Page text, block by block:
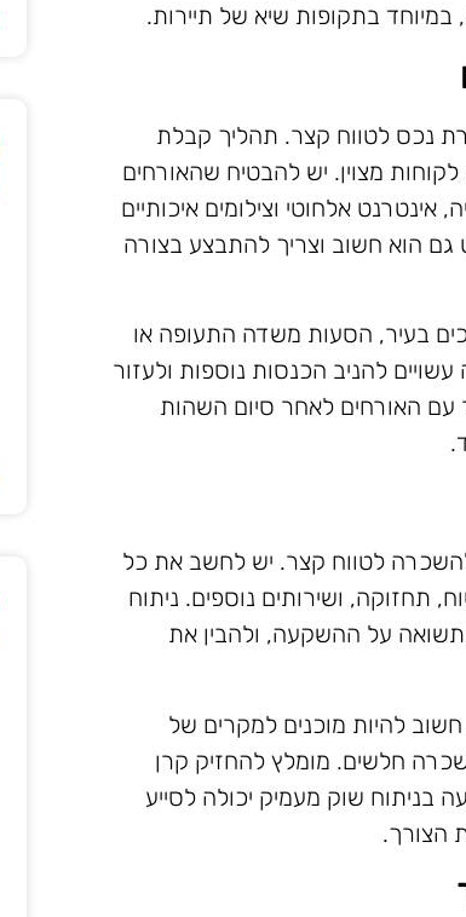
במיוחד בתקופות שיא של תיירות.
נכס לטווח קצר. תהליך קבלת
מצוין. יש להבטיח שהאורחים
אינטרנט אלחוטי וצילומים איכותיים
גם הוא חשוב וצריך להתבצע בצורה
בעיר, הסעות משדה התעופה או
להניב הכנסות נוספות ולעזור
האורחים לאחר סיום השהות
לטווח קצר. יש לחשב את כל
תחזוקה, ושירותים נוספים. ניתוח
על ההשקעה, ולהבין את
להיות מוכנים למקרים של
חלשים. מומלץ להחזיק קרן
בניתוח שוק מעמיק יכולה לסייע
הצורך.